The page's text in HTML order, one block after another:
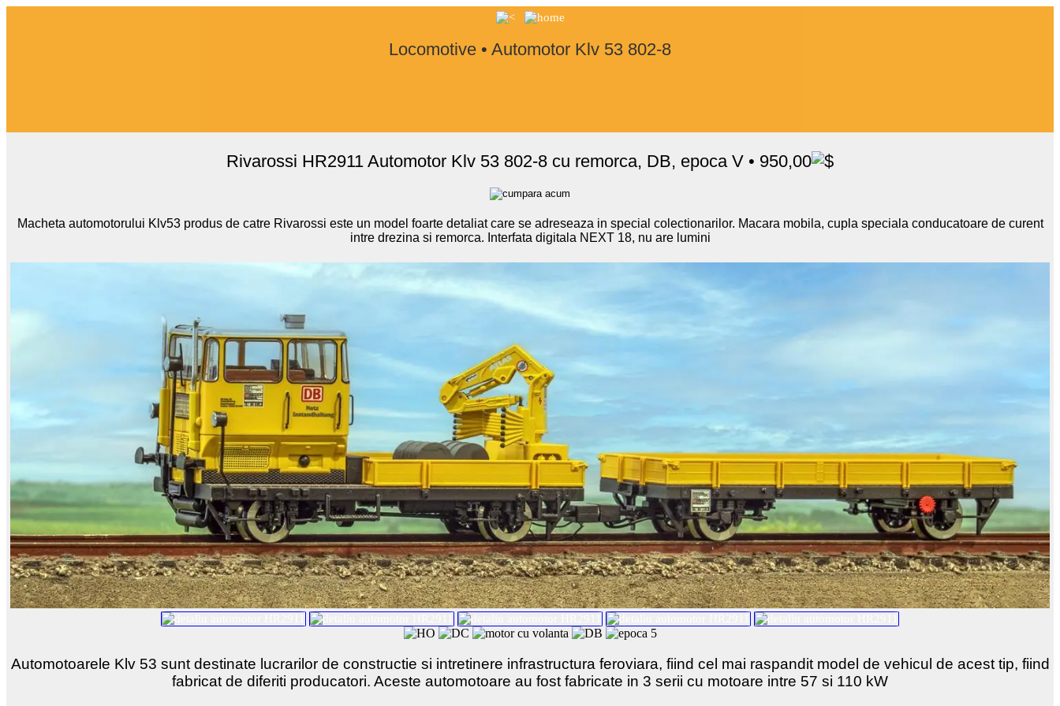
Locomotive • Automotor Klv 53 802-8
Rivarossi HR2911 Automotor Klv 53 802-8 cu remorca, DB, epoca V • 950,00
Macheta automotorului Klv53 produs de catre Rivarossi este un model foarte detaliat care se adreseaza in special colectionarilor. Macara mobila, cupla speciala conducatoare de curent
intre drezina si remorca. Interfata digitala NEXT 18, nu are lumini
Automotoarele Klv 53 sunt destinate lucrarilor de constructie si intretinere infrastructura feroviara, fiind cel mai raspandit model de vehicul de acest tip, fiind
fabricat de diferiti producatori. Aceste automotoare au fost fabricate in 3 serii cu motoare intre 57 si 110 kW